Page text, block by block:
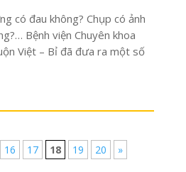
có đau không? Chụp có ảnh
Bệnh viện Chuyên khoa
Việt – Bỉ đã đưa ra một số
16 17 18 19 20 »